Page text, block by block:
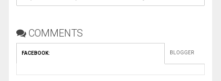
COMMENTS
FACEBOOK: BLOGGER